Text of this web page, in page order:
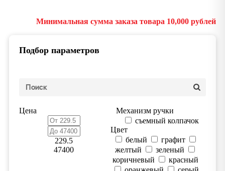
Минимальная сумма заказа товара 10,000 рублей
Подбор параметров
Цена
229.5
47400
Механизм ручки
съемный колпачок
Цвет
белый
графит
желтый
зеленый
коричневый
красный